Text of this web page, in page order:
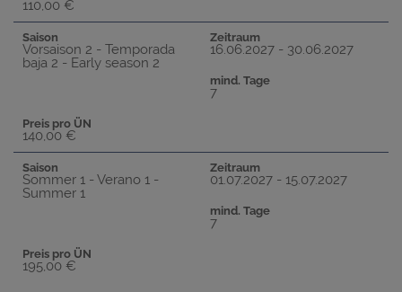
110,00 €
Saison
Vorsaison 2 - Temporada
baja 2 - Early season 2
Zeitraum
16.06.2027 - 30.06.2027
mind. Tage
7
Preis pro ÜN
140,00 €
Saison
Sommer 1 - Verano 1 -
Summer 1
Zeitraum
01.07.2027 - 15.07.2027
mind. Tage
7
Preis pro ÜN
195,00 €